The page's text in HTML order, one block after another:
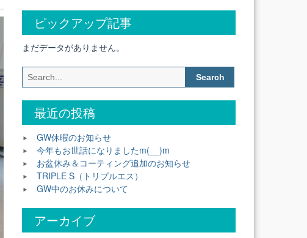
ピックアップ記事
まだデータがありません。
Search
for:
最近の投稿
GW休暇のお知らせ
今年もお世話になりましたm(__)m
お盆休み＆コーティング追加のお知らせ
TRIPLE S（トリプルエス）
GW中のお休みについて
アーカイブ